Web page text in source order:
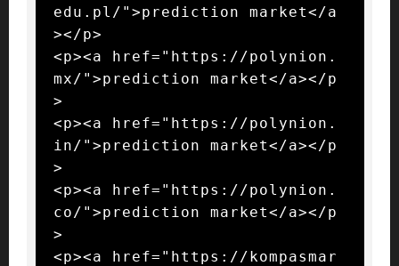
edu.pl/">prediction market</a
></p>
<p><a href="https://polynion.
mx/">prediction market</a></p
>
<p><a href="https://polynion.
in/">prediction market</a></p
>
<p><a href="https://polynion.
co/">prediction market</a></p
>
<p><a href="https://kompasmar